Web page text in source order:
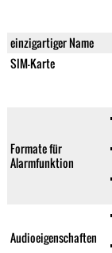
einzigartiger Name
SIM-Karte
Formate für
Alarmfunktion
Audioeigenschaften